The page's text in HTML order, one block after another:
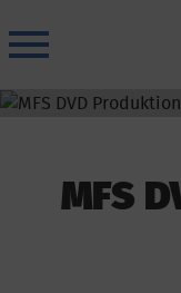
to
content
MFS